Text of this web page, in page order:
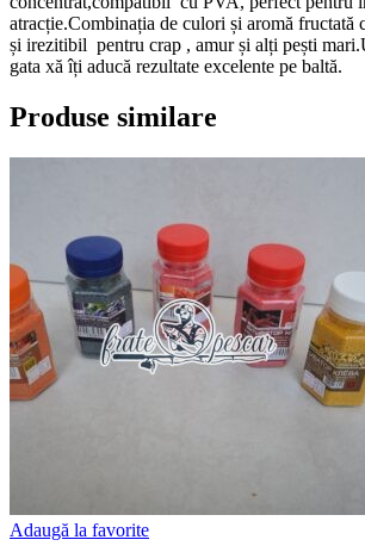
atracție.Combinația de culori și aromă fructată
și irezitibil pentru crap , amur și alți pești
gata xă îți aducă rezultate excelente pe baltă.
Produse similare
Adaugă la favorite